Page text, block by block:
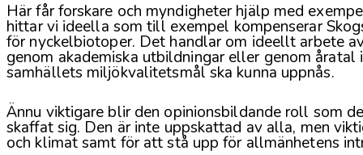
Här får forskare och myndigheter hjälp med
hittar vi ideella som till exempel kompenserar
för nyckelbiotoper. Det handlar om ideellt arbete
genom akademiska utbildningar eller genom
samhällets miljökvalitetsmål ska kunna uppnås.
Ännu viktigare blir den opinionsbildande roll som
skaffat sig. Den är inte uppskattad av alla, men
och klimat samt för att stå upp för allmänhetens